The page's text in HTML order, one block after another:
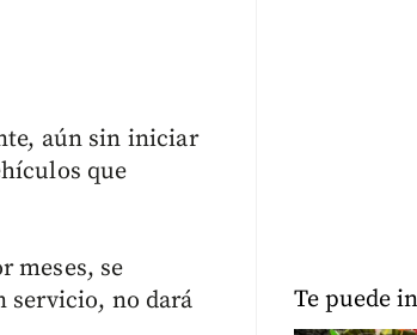
aún sin iniciar
que
meses, se
servicio, no dará
Te puede